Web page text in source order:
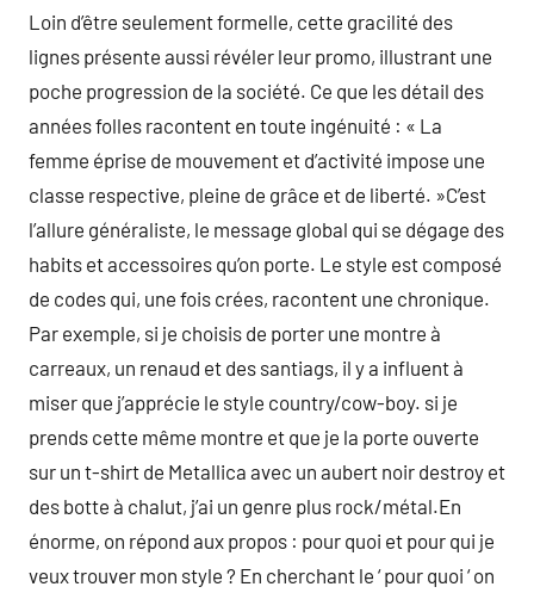
Loin d’être seulement formelle, cette gracilité des
lignes présente aussi révéler leur promo, illustrant une
poche progression de la société. Ce que les détail des
années folles racontent en toute ingénuité : « La
femme éprise de mouvement et d’activité impose une
classe respective, pleine de grâce et de liberté. »C’est
l’allure généraliste, le message global qui se dégage des
habits et accessoires qu’on porte. Le style est composé
de codes qui, une fois crées, racontent une chronique.
Par exemple, si je choisis de porter une montre à
carreaux, un renaud et des santiags, il y a influent à
miser que j’apprécie le style country/cow-boy. si je
prends cette même montre et que je la porte ouverte
sur un t-shirt de Metallica avec un aubert noir destroy et
des botte à chalut, j’ai un genre plus rock/métal.En
énorme, on répond aux propos : pour quoi et pour qui je
veux trouver mon style ? En cherchant le ‘ pour quoi ‘ on